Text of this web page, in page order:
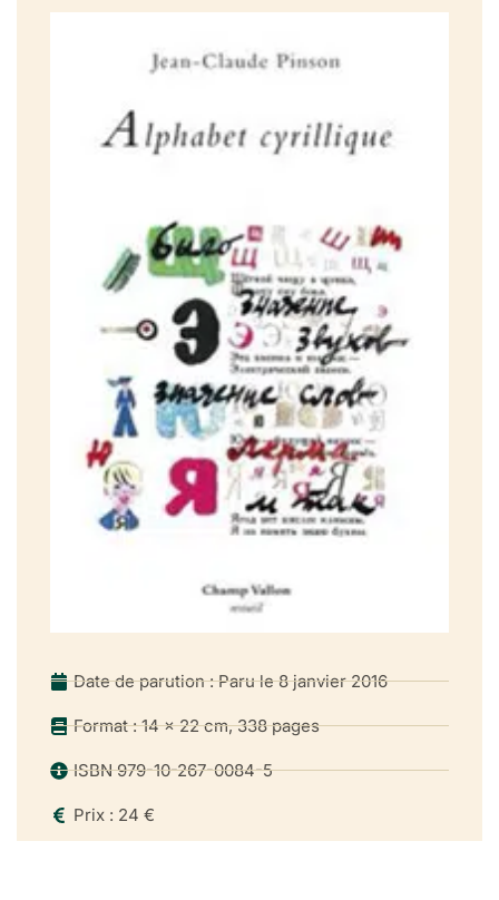
Date de parution : Paru le 8 janvier 2016
Format : 14 x 22 cm, 338 pages
ISBN 979-10-267-0084-5
Prix : 24 €